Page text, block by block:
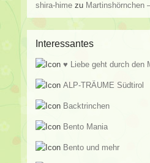
shira-hime zu Martinshörnchen
Interessantes
♥ Liebe geht durch den
ALP-TRÄUME Südtirol
Backtrinchen
Bento Mania
Bento und mehr